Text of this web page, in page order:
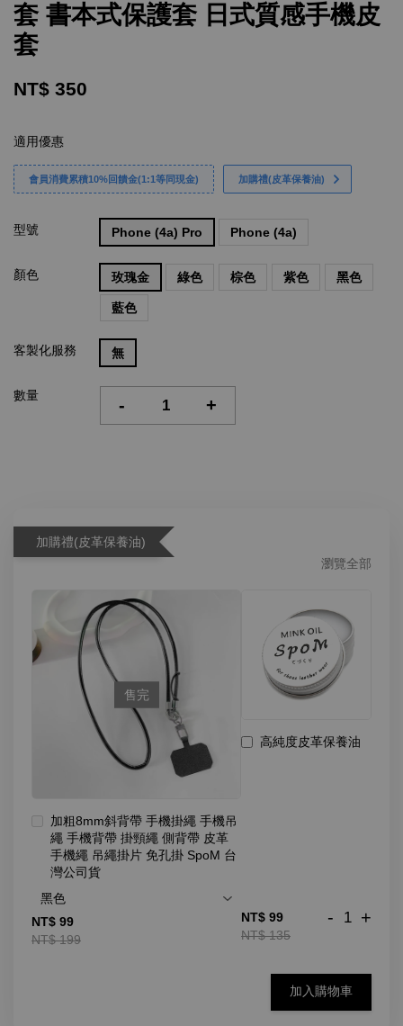
套 書本式保護套 日式質感手機皮
套
NT$ 350
適用優惠
會員消費累積10%回饋金(1:1等同現金) 加購禮(皮革保養油)
型號 Phone (4a) Pro Phone (4a)
顏色 玫瑰金 綠色 棕色 紫色 黑色
藍色
客製化服務 無
數量 - +
加購禮(皮革保養油)
瀏覽全部
售完
加粗8mm斜背帶 手機掛繩 手機吊
繩 手機背帶 掛頸繩 側背帶 皮革
手機繩 吊繩掛片 免孔掛 SpoM 台
灣公司貨
NT$ 99
NT$ 199
高純度皮革保養油
NT$ 99
NT$ 135
- +
加入購物車